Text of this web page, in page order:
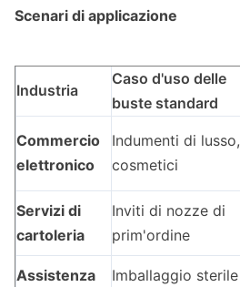
Scenari di applicazione
Industria
Caso d'uso delle
buste standard
Commercio
elettronico
Indumenti di lusso,
cosmetici
Servizi di
cartoleria
Inviti di nozze di
prim'ordine
Assistenza
Imballaggio sterile